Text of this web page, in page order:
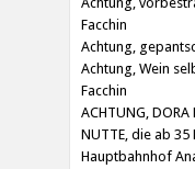
Facchin
Achtung,
Achtung, Wein
Facchin
ACHTUNG, DORA
NUTTE, die ab
Hauptbahnhof